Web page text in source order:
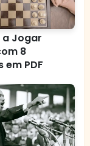
a Jogar
8
em PDF